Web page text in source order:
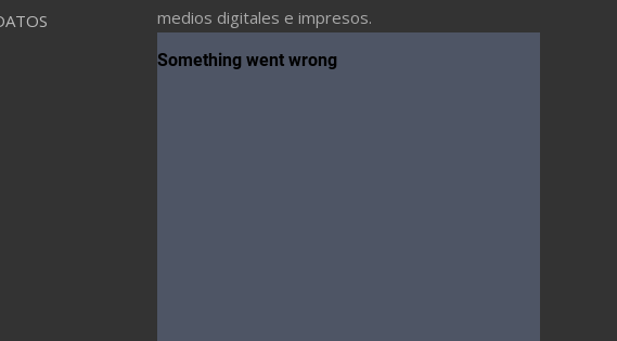
medios digitales e impresos.